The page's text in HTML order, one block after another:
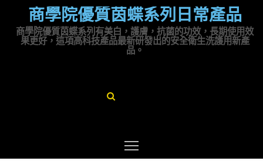
商學院優質茵蝶系列日常產品
商學院優質茵蝶系列有美白，護膚，抗菌的功效，長期使用效
果更好，這項高科技產品最新研發出的安全衛生洗護用新產
品。